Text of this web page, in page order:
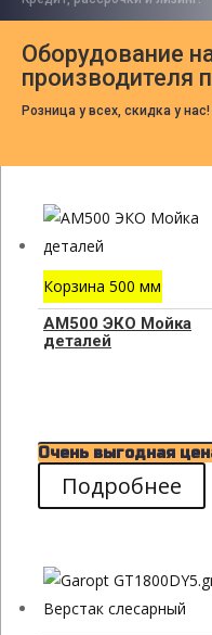
Оборудование
производителя
Розница у всех, скидка у нас!
Корзина 500 мм
АМ500 ЭКО Мойка
деталей
Очень выгодная
Подробнее